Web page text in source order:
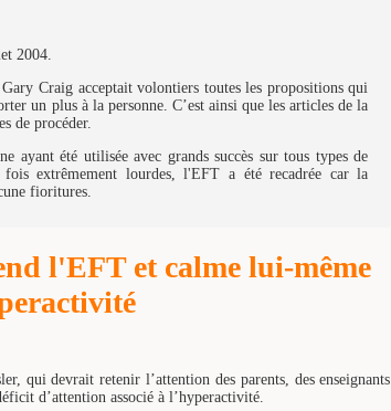
2004.
Craig acceptait volontiers toutes les propositions qui
un plus à la personne. C’est ainsi que les articles de la
de procéder.
ayant été utilisée avec grands succès sur tous types de
fois extrêmement lourdes, l'EFT a été recadrée car la
fioritures.
l'EFT et calme lui-même
qui devrait retenir l’attention des parents, des enseignants
d’attention associé à l’hyperactivité.